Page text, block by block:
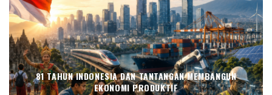
81 TAHUN INDONESIA DAN TANTANGAN MEMBANGUN
EKONOMI PRODUKTIF